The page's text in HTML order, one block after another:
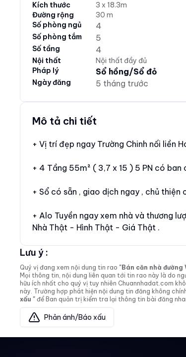
Kích thước
3 x 18.3m
Đường rộng
30 m
Số phòng ngủ
4
Số phòng tắm 5
Số tầng 4
Nội thất
Nội thất đầy đủ
Pháp lý
Sổ hồng/Sổ đỏ
Ngày đăng 5 tháng trước
Mô tả chi tiết
+ Vị trí đẹp ngay Trường Chinh nối liền
+ 4 Tầng 55m² ( 3,7 x 15 ) 5 PN có
+ Sổ có sẵn , giao dịch ngay , chủ thiện
+ Alo Tuyền ngay xem nhà và thương
Nhà Thật - Hình Thật - Giá Thật .
Lưu ý :
Quý vị đang xem nội dung tin rao "Bán căn nhà đường
Mọi thông tin, nội dung liên quan tới tin rao này là do
hữu ích nhất cho quý vị tuy nhiên Chuannhadat.com
này. Trường hợp phát hiện nội dung tin đăng không
xấu " để Ban quản trị kiểm tra lại thông tin bài đăng
Phản ánh/Báo xấu